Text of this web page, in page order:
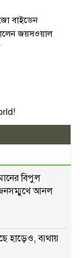
বাইডেন
জয়সওয়াল
বিপুল
জনসম্মুখে আনল
হাড়েও, ব্যথায়